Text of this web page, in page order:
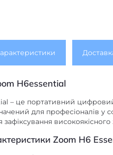
H6essential
– це портативний
для професіоналів у
зафіксування
Zoom H6
капсули:
Диктофон